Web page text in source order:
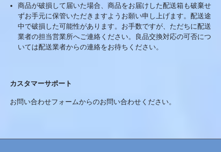
商品が破損して届いた場合、商品をお届けした配送箱も破棄せ
ずお手元に保管いただきますようお願い申し上げます。配送途
中で破損した可能性があります。お手数ですが、ただちに配送
業者の担当営業所へご連絡ください。良品交換対応の可否につ
いては配送業者からの連絡をお待ちください。
カスタマーサポート
お問い合わせフォームからのお問い合わせください。